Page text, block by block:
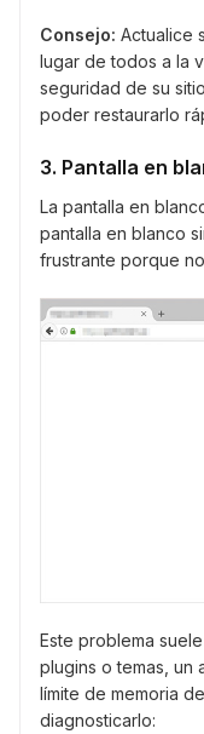
Consejo: Actualice
lugar de todos a la
seguridad de su
poder restaurarlo
3. Pantalla en
La pantalla en
pantalla en blanco
frustrante porque
Este problema
plugins o temas, un
límite de memoria
diagnosticarlo: